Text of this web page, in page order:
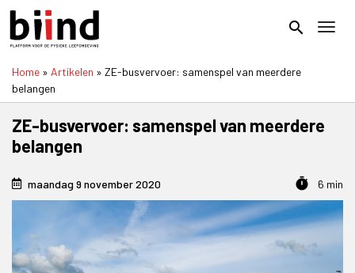
Overslaan
naar
inhoud
gaan
search
Home Artikelen
ZE-busvervoer: samenspel van meerdere
belangen
ZE-busvervoer: samenspel van meerdere
belangen
maandag 9 november 2020 timer 6 min